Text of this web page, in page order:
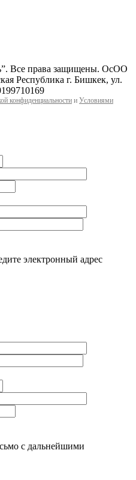
Все права защищены. ОсОО
Республика г. Бишкек, ул.
конфиденциальности и Условиями
электронный адрес
с дальнейшими